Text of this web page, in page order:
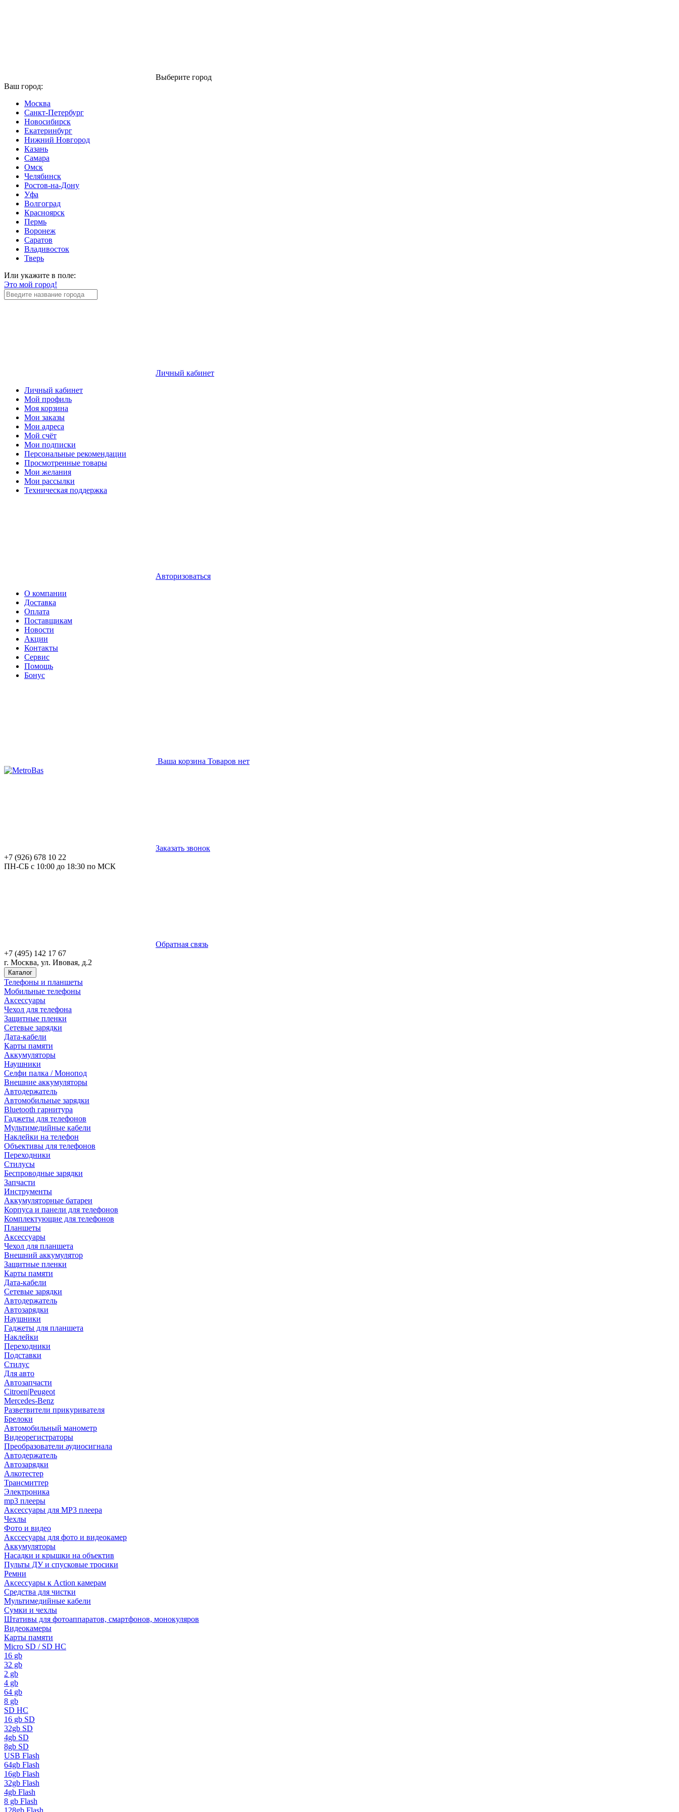
Выберите город
Ваш город:
Москва
Санкт-Петербург
Новосибирск
Екатеринбург
Нижний Новгород
Казань
Самара
Омск
Челябинск
Ростов-на-Дону
Уфа
Волгоград
Красноярск
Пермь
Воронеж
Саратов
Владивосток
Тверь
Или укажите в поле:
Это мой город!
Личный кабинет
Личный кабинет
Мой профиль
Моя корзина
Мои заказы
Мои адреса
Мой счёт
Мои подписки
Персональные рекомендации
Просмотренные товары
Мои желания
Мои рассылки
Техническая поддержка
Авторизоваться
О компании
Доставка
Оплата
Поставщикам
Новости
Акции
Контакты
Сервис
Помощь
Бонус
Ваша корзина Товаров нет
Заказать звонок
+7 (926) 678 10 22
ПН-СБ с 10:00 до 18:30 по МСК
Обратная связь
+7 (495) 142 17 67
г. Москва, ул. Ивовая, д.2
Каталог
Телефоны и планшеты
Мобильные телефоны
Аксессуары
Чехол для телефона
Защитные пленки
Сетевые зарядки
Дата-кабели
Карты памяти
Аккумуляторы
Наушники
Селфи палка / Монопод
Внешние аккумуляторы
Автодержатель
Автомобильные зарядки
Bluetooth гарнитура
Гаджеты для телефонов
Мультимедийные кабели
Наклейки на телефон
Объективы для телефонов
Переходники
Стилусы
Беспроводные зарядки
Запчасти
Инструменты
Аккумуляторные батареи
Корпуса и панели для телефонов
Комплектующие для телефонов
Планшеты
Аксессуары
Чехол для планшета
Внешний аккумулятор
Защитные пленки
Карты памяти
Дата-кабели
Сетевые зарядки
Автодержатель
Автозарядки
Наушники
Гаджеты для планшета
Наклейки
Переходники
Подставки
Стилус
Для авто
Автозапчасти
Citroen|Peugeot
Mercedes-Benz
Разветвители прикуривателя
Брелоки
Автомобильный манометр
Видеорегистраторы
Преобразователи аудиосигнала
Автодержатель
Автозарядки
Алкотестер
Трансмиттер
Электроника
mp3 плееры
Аксессуары для MP3 плеера
Чехлы
Фото и видео
Акссесуары для фото и видеокамер
Аккумуляторы
Насадки и крышки на объектив
Пульты ДУ и спусковые тросики
Ремни
Аксессуары к Action камерам
Средства для чистки
Мультимедийные кабели
Сумки и чехлы
Штативы для фотоаппаратов, смартфонов, монокуляров
Видеокамеры
Карты памяти
Micro SD / SD HC
16 gb
32 gb
2 gb
4 gb
64 gb
8 gb
SD HC
16 gb SD
32gb SD
4gb SD
8gb SD
USB Flash
64gb Flash
16gb Flash
32gb Flash
4gb Flash
8 gb Flash
128gb Flash